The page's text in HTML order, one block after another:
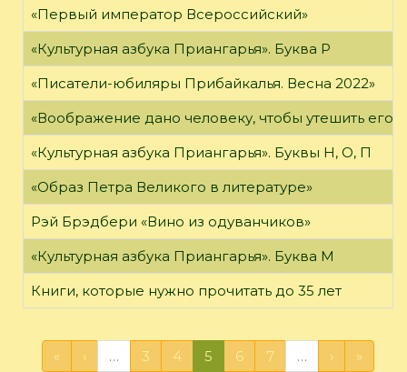
«Первый император Всероссийский»
«Культурная азбука Приангарья». Буква Р
«Писатели-юбиляры Прибайкалья. Весна 2022»
«Воображение дано человеку, чтобы утешить его
«Культурная азбука Приангарья». Буквы Н, О, П
«Образ Петра Великого в литературе»
Рэй Брэдбери «Вино из одуванчиков»
«Культурная азбука Приангарья». Буква М
Книги, которые нужно прочитать до 35 лет
« ‹ … 3 4 5 6 7 … › »